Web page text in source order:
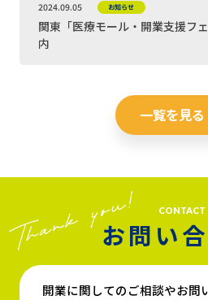
2024.09.05 お知らせ
関東「医療モール・開業支援フ
内
一覧を見る
CONTACT
お問い
開業に関してのご相談やお問